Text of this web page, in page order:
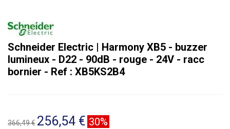
Schneider Electric | Harmony XB5 - buzzer
lumineux - D22 - 90dB - rouge - 24V - racc
bornier - Ref : XB5KS2B4
366,49 € 256,54 € 30%